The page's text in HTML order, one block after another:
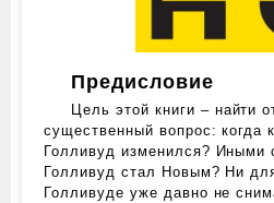
Предисловие
Цель этой книги – найти
существенный вопрос: когда
Голливуд изменился? Иными
Голливуд стал Новым? Ни
Голливуде уже давно не